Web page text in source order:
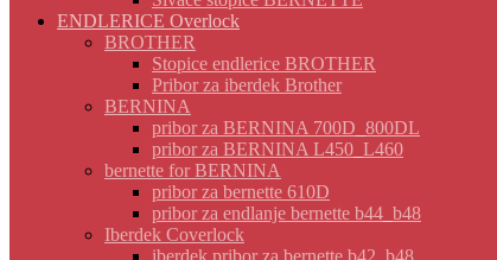
ENDLERICE Overlock
BROTHER
Stopice endlerice BROTHER
Pribor za iberdek Brother
BERNINA
pribor za BERNINA 700D_800DL
pribor za BERNINA L450_L460
bernette for BERNINA
pribor za bernette 610D
pribor za endlanje bernette b44_b48
Iberdek Coverlock
iberdek pribor za bernette b42_b48